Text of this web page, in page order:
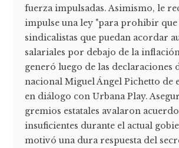
fuerza impulsadas. Asimismo, le
impulse una ley "para prohibir que
sindicalistas que puedan acordar
salariales por debajo de la
generó luego de las declaraciones
nacional Miguel Ángel Pichetto de
en diálogo con Urbana Play.
gremios estatales avalaron
insuficientes durante el actual
motivó una dura respuesta del